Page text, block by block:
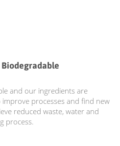
and our ingredients are
processes and find new
reduced waste, water and
process.